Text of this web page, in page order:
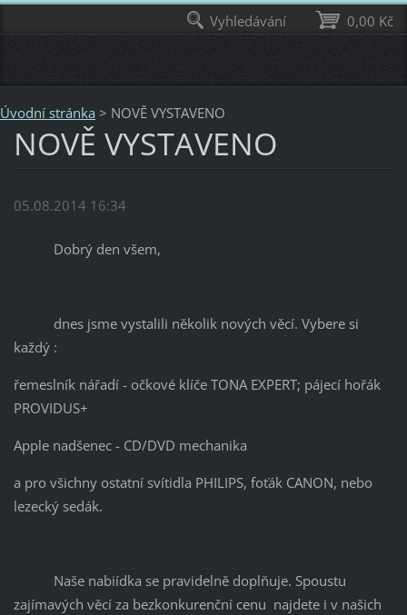
Úvodní stránka > NOVĚ VYSTAVENO
NOVĚ VYSTAVENO
05.08.2014 16:34
Dobrý den všem,
dnes jsme vystalili několik nových věcí. Vybere si
každý :
řemeslník nářadí - očkové klíče TONA EXPERT; pájecí hořák
PROVIDUS+
Apple nadšenec - CD/DVD mechanika
a pro všichny ostatní svítidla PHILIPS, foťák CANON, nebo
lezecký sedák.
Naše nabiídka se pravidelně doplňuje. Spoustu
zajímavých věcí za bezkonkurenční cenu najdete i v našich
0,00 Kč
Vyhledávání